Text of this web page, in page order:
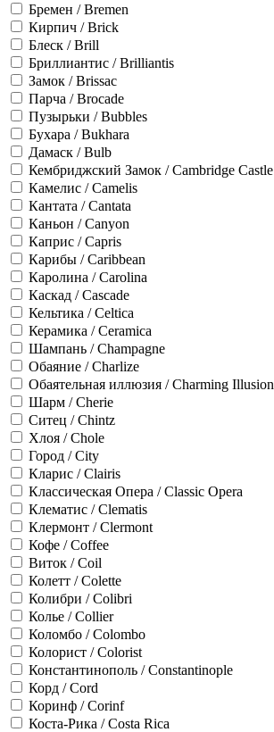
Бремен / Bremen
Кирпич / Brick
Блеск / Brill
Бриллиантис / Brilliantis
Замок / Brissac
Парча / Brocade
Пузырьки / Bubbles
Бухара / Bukhara
Дамаск / Bulb
Кембриджский Замок / Cambridge Castle
Камелис / Camelis
Кантата / Cantata
Каньон / Canyon
Каприс / Capris
Карибы / Caribbean
Каролина / Carolina
Каскад / Cascade
Кельтика / Celtica
Керамика / Ceramica
Шампань / Champagne
Обаяние / Charlize
Обаятельная иллюзия / Charming Illusion
Шарм / Cherie
Ситец / Chintz
Хлоя / Chole
Город / City
Кларис / Clairis
Классическая Опера / Classic Opera
Клематис / Clematis
Клермонт / Clermont
Кофе / Coffee
Виток / Coil
Колетт / Colette
Колибри / Colibri
Колье / Collier
Коломбо / Colombo
Колорист / Colorist
Константинополь / Constantinople
Корд / Cord
Коринф / Corinf
Коста-Рика / Costa Rica